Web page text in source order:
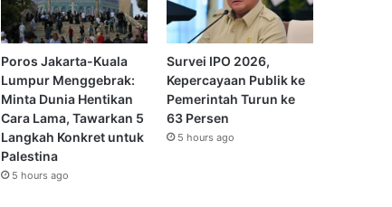
Poros Jakarta-Kuala
Lumpur Menggebrak:
Minta Dunia Hentikan
Cara Lama, Tawarkan 5
Langkah Konkret untuk
Palestina
5 hours ago
Survei IPO 2026,
Kepercayaan Publik ke
Pemerintah Turun ke
63 Persen
5 hours ago